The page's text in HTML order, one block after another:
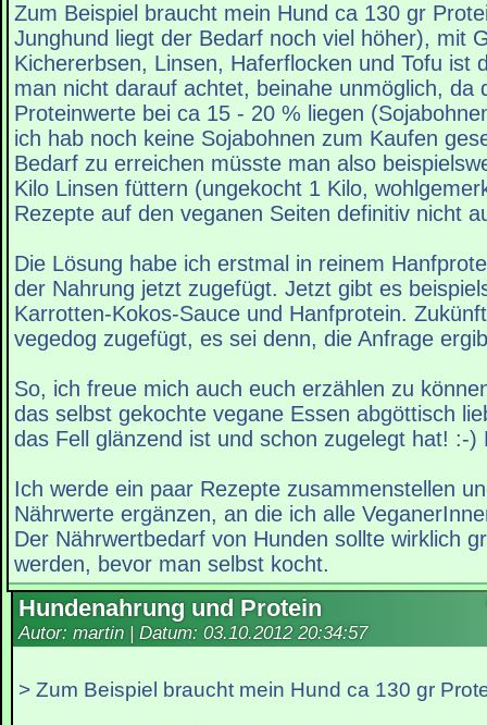
Zum Beispiel braucht mein Hund ca 130 gr
Junghund liegt der Bedarf noch viel höher), mit
Kichererbsen, Linsen, Haferflocken und Tofu ist
man nicht darauf achtet, beinahe unmöglich, da
Proteinwerte bei ca 15 - 20 % liegen
ich hab noch keine Sojabohnen zum Kaufen
Bedarf zu erreichen müsste man also
Kilo Linsen füttern (ungekocht 1 Kilo,
Rezepte auf den veganen Seiten definitiv nicht
Die Lösung habe ich erstmal in reinem
der Nahrung jetzt zugefügt. Jetzt gibt es
Karrotten-Kokos-Sauce und Hanfprotein.
vegedog zugefügt, es sei denn, die Anfrage
So, ich freue mich auch euch erzählen zu
das selbst gekochte vegane Essen abgöttisch
das Fell glänzend ist und schon zugelegt hat! :-)
Ich werde ein paar Rezepte zusammenstellen
Nährwerte ergänzen, an die ich alle
Der Nährwertbedarf von Hunden sollte wirklich
werden, bevor man selbst kocht.
Hundenahrung und Protein
Autor: martin | Datum: 03.10.2012 20:34:57
> Zum Beispiel braucht mein Hund ca 130 gr